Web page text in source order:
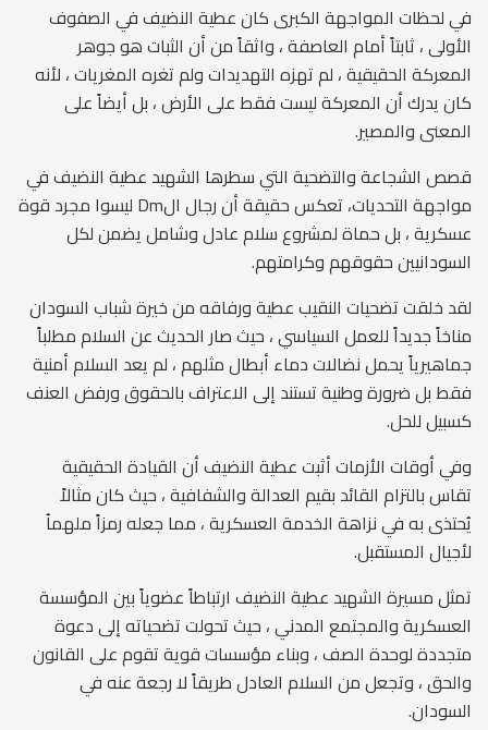
في لحظات المواجهة الكبرى كان عطية النضيف في الصفوف
الأولى ، ثابتاً أمام العاصفة ، واثقاً من أن الثبات هو جوهر
المعركة الحقيقية ، لم تهزه التهديدات ولم تغره المغريات ، لأنه
كان يدرك أن المعركة ليست فقط على الأرض ، بل أيضاً على
المعنى والمصير.
قصص الشجاعة والتضحية التي سطرها الشهيد عطية النضيف في
مواجهة التحديات، تعكس حقيقة أن رجال الDm ليسوا مجرد قوة
عسكرية ، بل حماة لمشروع سلام عادل وشامل يضمن لكل
السودانيين حقوقهم وكرامتهم.
لقد خلقت تضحيات النقيب عطية ورفاقه من خيرة شباب السودان
مناخاً جديداً للعمل السياسي ، حيث صار الحديث عن السلام مطلباً
جماهيرياً يحمل نضالات دماء أبطال مثلهم ، لم يعد السلام أمنية
فقط بل ضرورة وطنية تستند إلى الاعتراف بالحقوق ورفض العنف
كسبيل للحل.
وفي أوقات الأزمات أثبت عطية النضيف أن القيادة الحقيقية
تقاس بالتزام القائد بقيم العدالة والشفافية ، حيث كان مثالاً
يُحتذى به في نزاهة الخدمة العسكرية ، مما جعله رمزاً ملهماُ
لأجيال المستقبل.
تمثل مسيرة الشهيد عطية النضيف ارتباطاً عضوياً بين المؤسسة
العسكرية والمجتمع المدني ، حيث تحولت تضحياته إلى دعوة
متجددة لوحدة الصف ، وبناء مؤسسات قوية تقوم على القانون
والحق ، وتجعل من السلام العادل طريقاً لا رجعة عنه في
السودان.